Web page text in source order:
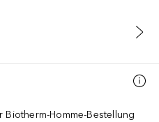
Homme-Bestellung